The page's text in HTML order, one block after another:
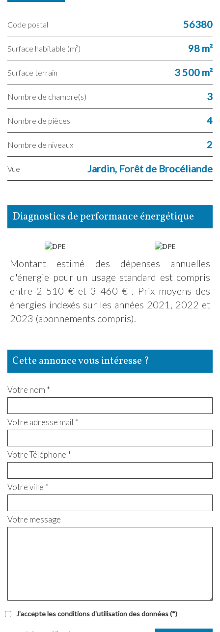
Code postal 56380
Surface habitable (m²) 98 m²
surface terrain 3 500 m²
Nombre de chambre(s) 3
Nombre de pièces 4
Nombre de niveaux 2
Vue Jardin, Forêt de Brocéliande
diagnostics de performance énergétique
Montant estimé des dépenses annuelles
d'énergie pour un usage standard est compris
entre 2 510 € et 3 460 € . Prix moyens des
énergies indexés sur les années 2021, 2022 et
2023 (abonnements compris).
cette annonce vous intéresse ?
Votre nom *
Votre adresse mail *
Votre Téléphone *
Votre ville *
Votre message
J'accepte les conditions d'utilisation des données (*)